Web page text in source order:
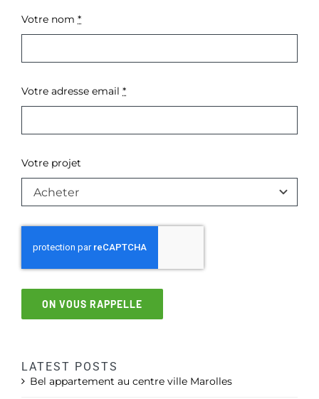
Votre nom *
Votre adresse email *
Votre projet
ON VOUS RAPPELLE
LATEST POSTS
Bel appartement au centre ville Marolles